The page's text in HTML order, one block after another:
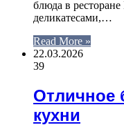
блюда в
деликатесами,…
Read More »
22.03.2026
39
Отличное
кухни